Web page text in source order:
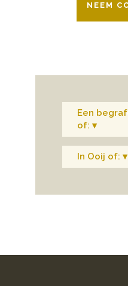
NEEM
Een
of: ▾
In Ooij of: ▾